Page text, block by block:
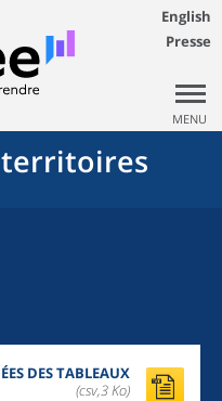
English
Presse
MENU
DES TABLEAUX
(csv,3 Ko)